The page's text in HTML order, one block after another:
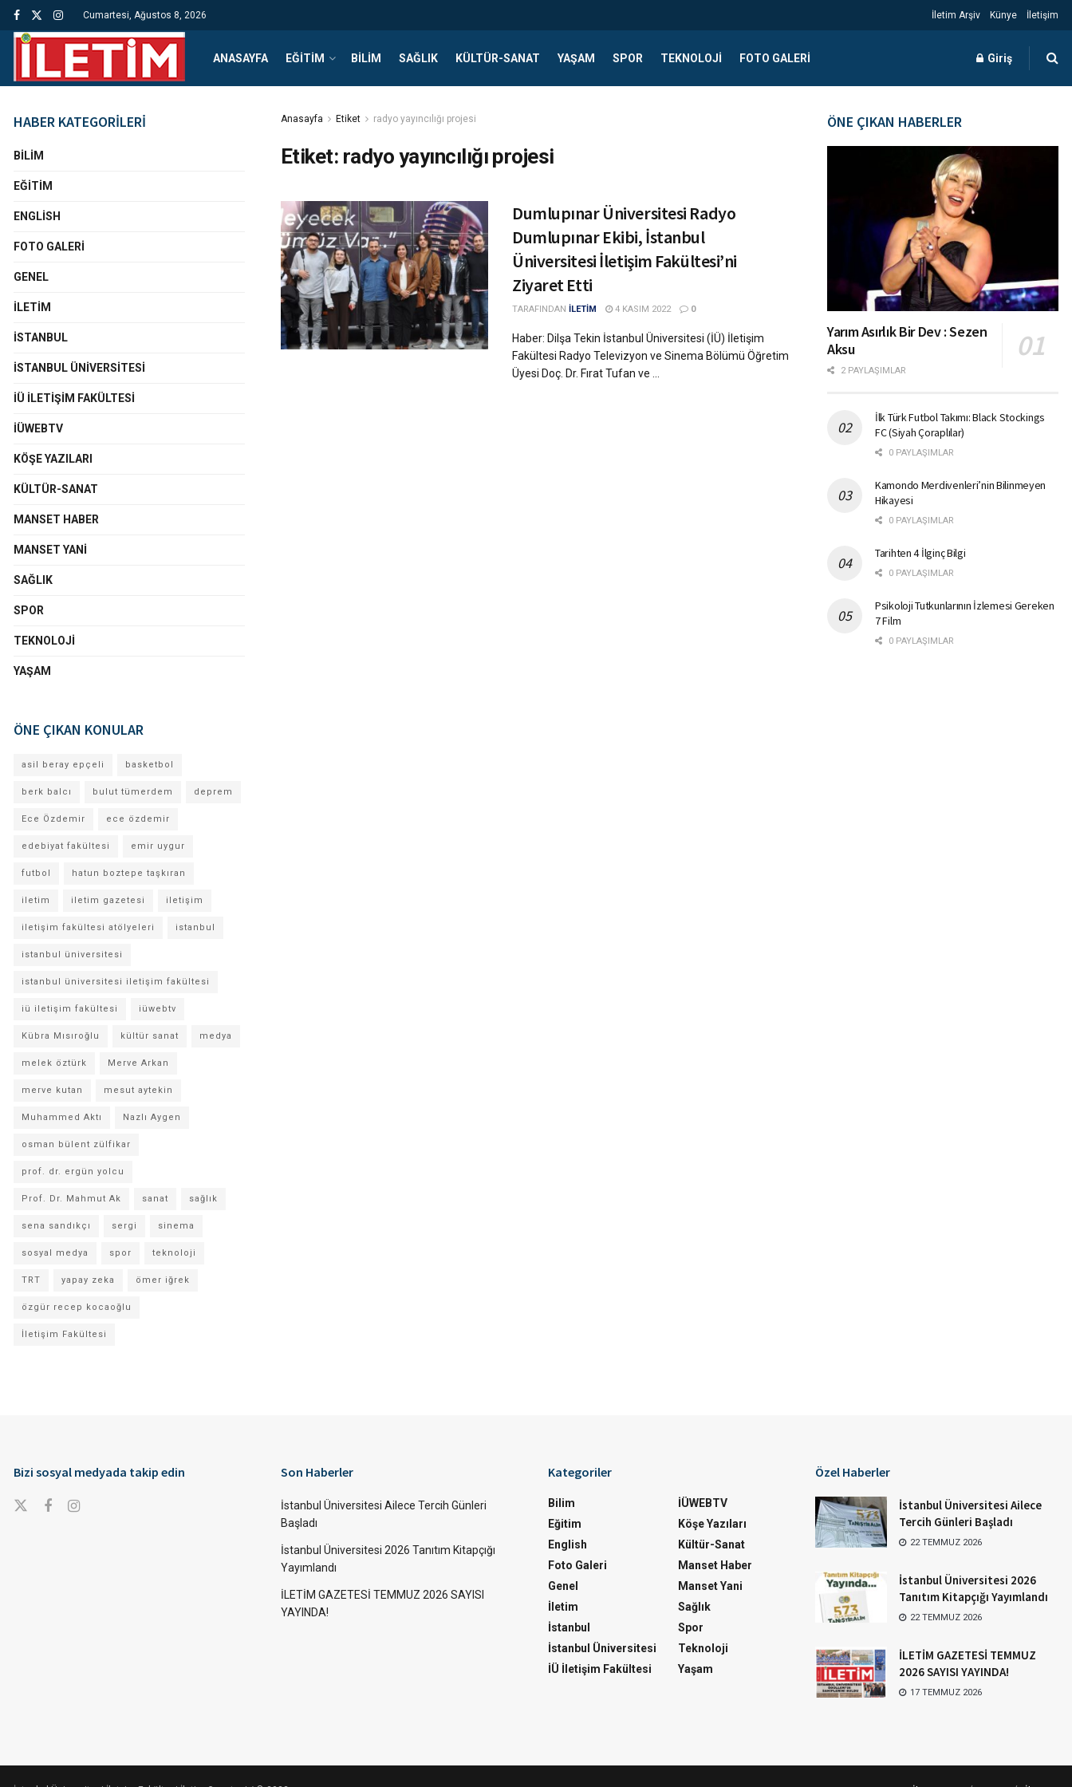
Cumartesi, Ağustos 8, 2026 İletim Arşiv Künye İletişim
ANASAYFA EĞITIM BILIM SAĞLIK KÜLTÜR-SANAT YAŞAM SPOR TEKNOLOJI FOTO GALERI Giriş
Anasayfa Etiket radyo yayıncılığı projesi
Etiket: radyo yayıncılığı projesi
Dumlupınar Üniversitesi Radyo
Dumlupınar Ekibi, İstanbul
Üniversitesi İletişim Fakültesi’ni
Ziyaret Etti
TARAFINDAN İLETİM 4 KASIM 2022 0
Haber: Dilşa Tekin İstanbul Üniversitesi (İÜ) İletişim
Fakültesi Radyo Televizyon ve Sinema Bölümü Öğretim
Üyesi Doç. Dr. Fırat Tufan ve ...
HABER KATEGORİLERİ
BILIM
EĞITIM
ENGLISH
FOTO GALERI
GENEL
İLETIM
İSTANBUL
İSTANBUL ÜNIVERSITESI
İÜ İLETIŞIM FAKÜLTESI
İÜWEBTV
KÖŞE YAZILARI
KÜLTÜR-SANAT
MANSET HABER
MANSET YANI
SAĞLIK
SPOR
TEKNOLOJI
YAŞAM
ÖNE ÇIKAN KONULAR
asil beray epçeli basketbol
berk balcı bulut tümerdem deprem
Ece Özdemir ece özdemir
edebiyat fakültesi emir uygur
futbol hatun boztepe taşkıran
iletim iletim gazetesi iletişim
iletişim fakültesi atölyeleri istanbul
istanbul üniversitesi
istanbul üniversitesi iletişim fakültesi
iü iletişim fakültesi iüwebtv
Kübra Mısıroğlu kültür sanat medya
melek öztürk Merve Arkan
merve kutan mesut aytekin
Muhammed Aktı Nazlı Aygen
osman bülent zülfikar
prof. dr. ergün yolcu
Prof. Dr. Mahmut Ak sanat sağlık
sena sandıkçı sergi sinema
sosyal medya spor teknoloji
TRT yapay zeka ömer iğrek
özgür recep kocaoğlu
İletişim Fakültesi
ÖNE ÇIKAN HABERLER
Yarım Asırlık Bir Dev : Sezen
Aksu
2 PAYLAŞIMLAR
İlk Türk Futbol Takımı: Black Stockings
FC (Siyah Çoraplılar)
0 PAYLAŞIMLAR
Kamondo Merdivenleri’nin Bilinmeyen
Hikayesi
0 PAYLAŞIMLAR
Tarihten 4 İlginç Bilgi
0 PAYLAŞIMLAR
Psikoloji Tutkunlarının İzlemesi Gereken
7 Film
0 PAYLAŞIMLAR
Bizi sosyal medyada takip edin Son Haberler
İstanbul Üniversitesi Ailece Tercih Günleri
Başladı
İstanbul Üniversitesi 2026 Tanıtım Kitapçığı
Yayımlandı
İLETİM GAZETESİ TEMMUZ 2026 SAYISI
YAYINDA!
Kategoriler
Bilim
Eğitim
English
Foto Galeri
Genel
İletim
İstanbul
İstanbul Üniversitesi
İÜ İletişim Fakültesi
İÜWEBTV
Köşe Yazıları
Kültür-Sanat
Manset Haber
Manset Yani
Sağlık
Spor
Teknoloji
Yaşam
Özel Haberler
İstanbul Üniversitesi Ailece
Tercih Günleri Başladı
22 TEMMUZ 2026
İstanbul Üniversitesi 2026
Tanıtım Kitapçığı Yayımlandı
22 TEMMUZ 2026
İLETİM GAZETESİ TEMMUZ
2026 SAYISI YAYINDA!
17 TEMMUZ 2026